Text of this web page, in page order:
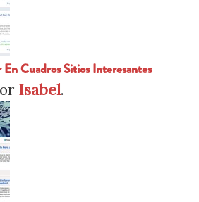
Cuadros Sitios Interesantes
Isabel.